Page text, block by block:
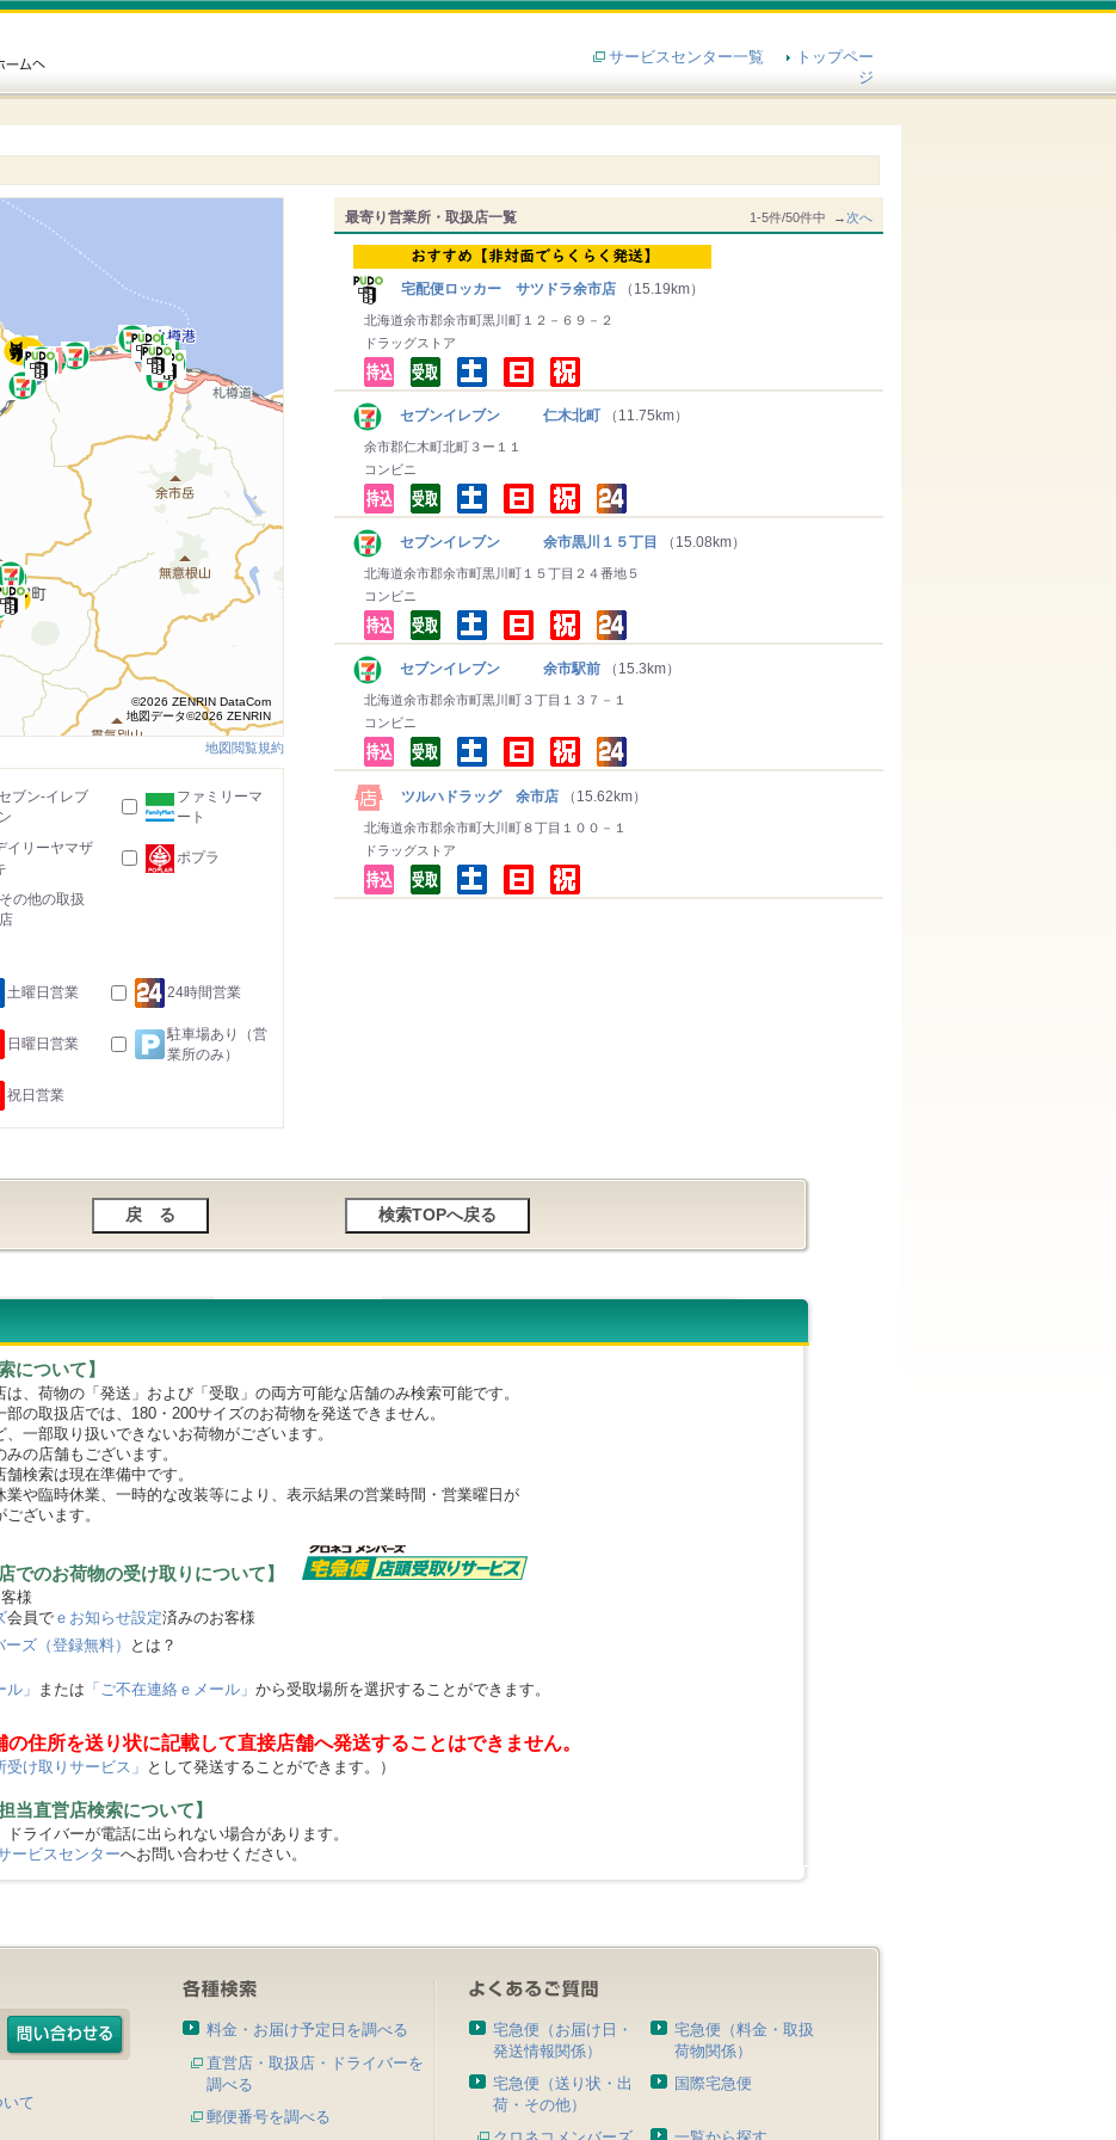
サービスセンター一覧
トップペー
ジ
最寄り営業所・取扱店一覧 1-5件/50件中 →次へ
宅配便ロッカー サツドラ余市店 （15.19km）
北海道余市郡余市町黒川町１２－６９－２
ドラッグストア
セブンイレブン 仁木北町 （11.75km）
余市郡仁木町北町３ー１１
コンビニ
セブンイレブン 余市黒川１５丁目 （15.08km）
北海道余市郡余市町黒川町１５丁目２４番地５
コンビニ
セブンイレブン 余市駅前 （15.3km）
北海道余市郡余市町黒川町３丁目１３７－１
コンビニ
ツルハドラッグ 余市店 （15.62km）
北海道余市郡余市町大川町８丁目１００－１
ドラッグストア
©2026 ZENRIN DataCom
地図データ©2026 ZENRIN
地図閲覧規約
セブン-イレブ
ン
ファミリーマ
ート
イリーヤマザ
ポプラ
その他の取扱
店
土曜日営業 24時間営業
日曜日営業
駐車場あり（営
業所のみ）
祝日営業
について】
、荷物の「発送」および「受取」の両方可能な店舗のみ検索可能です。
取扱店では、180・200サイズのお荷物を発送できません。
部取り扱いできないお荷物がございます。
店舗もございます。
索は現在準備中です。
や臨時休業、一時的な改装等により、表示結果の営業時間・営業曜日が
ざいます。
店でのお荷物の受け取りについて】
様
会員で ｅお知らせ設定済みのお客様
ズ（登録無料）
とは？
」
または 「ご不在連絡ｅメール」 から受取場所を選択することができます。
住所を送り状に記載して直接店舗へ発送することはできません。
受け取りサービス」 として発送することができます。）
当直営店検索について】
ライバーが電話に出られない場合があります。
ービスセンターへお問い合わせください。
て
料金・お届け予定日を調べる
直営店・取扱店・ドライバーを
調べる
郵便番号を調べる
宅急便（お届け日・
発送情報関係）
宅急便（料金・取扱
荷物関係）
宅急便（送り状・出
荷・その他）
国際宅急便